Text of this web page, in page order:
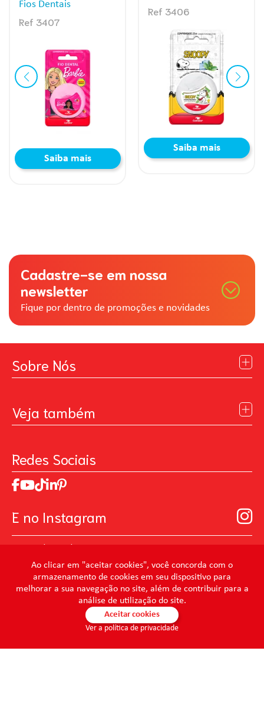
Ao clicar em "aceitar cookies", você concorda com o
armazenamento de cookies em seu dispositivo para
melhorar a sua navegação no site, além de contribuir para a
análise de utilização do site.
Aceitar cookies
Ver a política de privacidade
Ref 3416
Saiba mais
Saiba mais
Cadastre-se em nossa
newsletter
Fique por dentro de promoções e novidades
Sobre Nós
Contato
Trabalhe Conosco
Relatório de Sustentabilidade 2025
Código de ética
Acionistas
Prevenir Não Dói
Veja também
MasterChef
Art Of Love
Seja um distribuidor de Limpeza Profissional
Redes Sociais
E no Instagram
@mundocondor
@condorbeleza
@condorlimpeza
@condorhigienebucal
@condorpinturaimobiliaria
@condorpinturaartistica
@condorlimpezaprofissional